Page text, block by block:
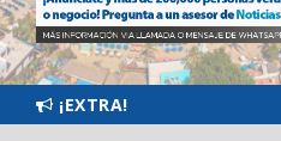
¡EXTRA!